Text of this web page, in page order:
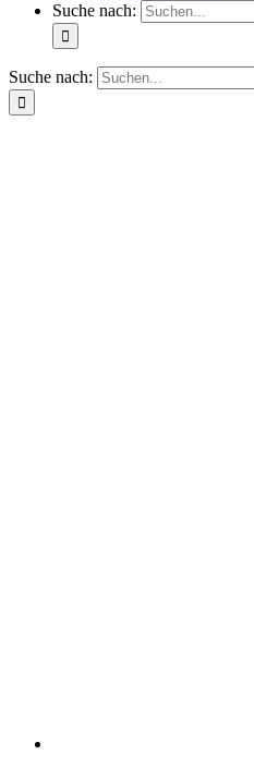
Suche nach:
Suche nach: